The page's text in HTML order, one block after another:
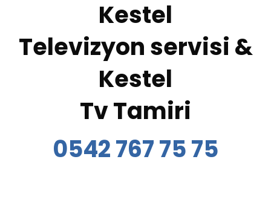
Kestel
Televizyon servisi &
Kestel
Tv Tamiri
0542 767 75 75